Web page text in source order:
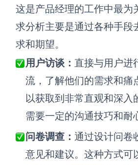
这是产品经理的工作中最为
求分析主要是通过各种手段
求和期望。
用户访谈： 直接与用户进
流，了解他们的需求和痛
以获取到非常直观和深入
需要一定的沟通技巧和耐
问卷调查： 通过设计问卷
意见和建议。这种方式可